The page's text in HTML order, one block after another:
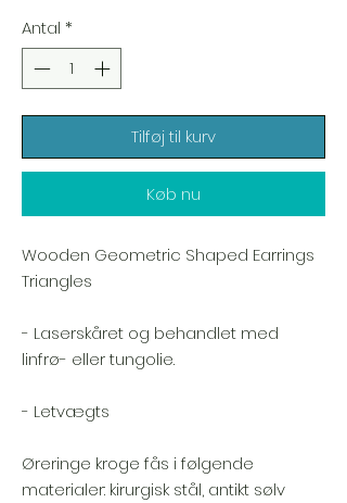
Antal *
Tilføj til kurv
Køb nu
Wooden Geometric Shaped Earrings
Triangles
- Laserskåret og behandlet med
linfrø- eller tungolie.
- Letvægts
Øreringe kroge fås i følgende
materialer: kirurgisk stål, antikt sølv